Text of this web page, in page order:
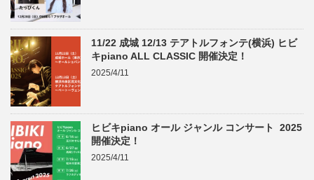
11/22 成城 12/13 テアトルフォンテ(横浜) ヒビ
キpiano ALL CLASSIC 開催決定！
2025/4/11
ヒビキpiano オール ジャンル コンサート 2025
開催決定！
2025/4/11